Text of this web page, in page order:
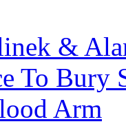
&
To Bury
Arm